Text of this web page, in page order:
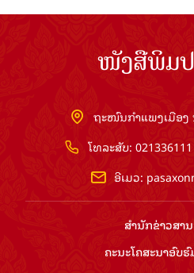
ໜັງສືພິມປ
ຖະໜົນກຳແພງເມືອງ
ໂທລະສັບ:
ອີເມວ:
ສຳ​ນັກ​ຂ່າວ​ສາ
ຄະນະໂຄສະນາອົບ